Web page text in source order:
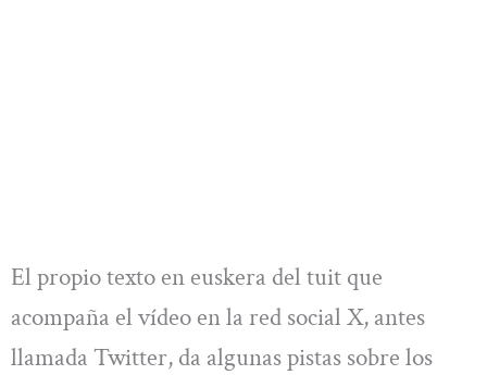
El propio texto en euskera del tuit que
acompaña el vídeo en la red social X, antes
llamada Twitter, da algunas pistas sobre los